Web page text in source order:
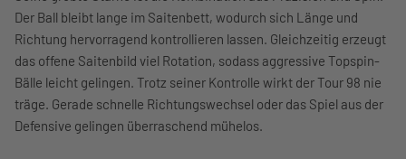
Der Ball bleibt lange im Saitenbett, wodurch sich Länge und
Richtung hervorragend kontrollieren lassen. Gleichzeitig erzeugt
das offene Saitenbild viel Rotation, sodass aggressive Topspin-
Bälle leicht gelingen. Trotz seiner Kontrolle wirkt der Tour 98 nie
träge. Gerade schnelle Richtungswechsel oder das Spiel aus der
Defensive gelingen überraschend mühelos.